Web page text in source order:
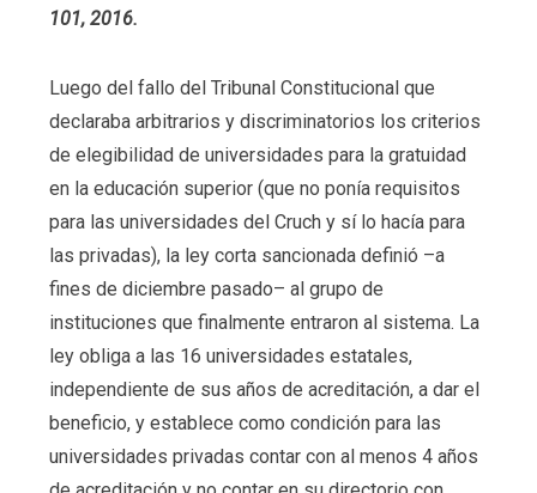
101, 2016.
Luego del fallo del Tribunal Constitucional que
declaraba arbitrarios y discriminatorios los criterios
de elegibilidad de universidades para la gratuidad
en la educación superior (que no ponía requisitos
para las universidades del Cruch y sí lo hacía para
las privadas), la ley corta sancionada definió –a
fines de diciembre pasado– al grupo de
instituciones que finalmente entraron al sistema. La
ley obliga a las 16 universidades estatales,
independiente de sus años de acreditación, a dar el
beneficio, y establece como condición para las
universidades privadas contar con al menos 4 años